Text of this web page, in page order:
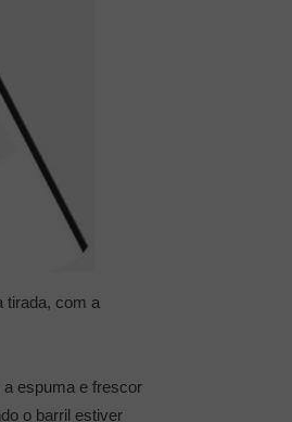
tirada, com a
espuma e frescor
o barril estiver